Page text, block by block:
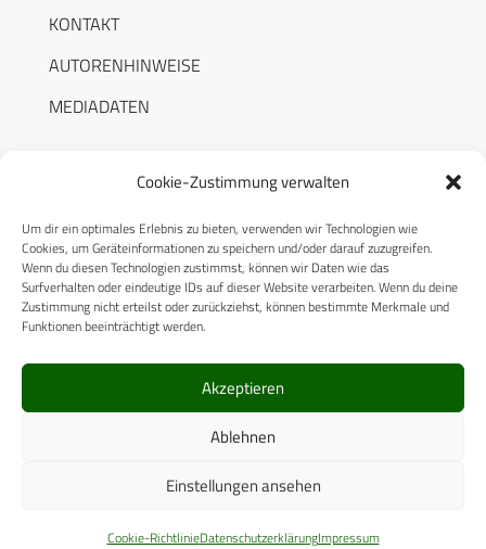
Cookie-Zustimmung verwalten
Um dir ein optimales Erlebnis zu bieten, verwenden wir Technologien wie
Cookies, um Geräteinformationen zu speichern und/oder darauf zuzugreifen.
Wenn du diesen Technologien zustimmst, können wir Daten wie das
Surfverhalten oder eindeutige IDs auf dieser Website verarbeiten. Wenn du deine
Zustimmung nicht erteilst oder zurückziehst, können bestimmte Merkmale und
Funktionen beeinträchtigt werden.
Akzeptieren
Ablehnen
Einstellungen ansehen
Cookie-RichtlinieDatenschutzerklärungImpressum
KONTAKT
AUTORENHINWEISE
MEDIADATEN
RECHTLICHES
Datenschutzerklärung
Cookie-Richtlinie (EU)
© 2025 CPM GmbH – Alle Rechte vorbehalten